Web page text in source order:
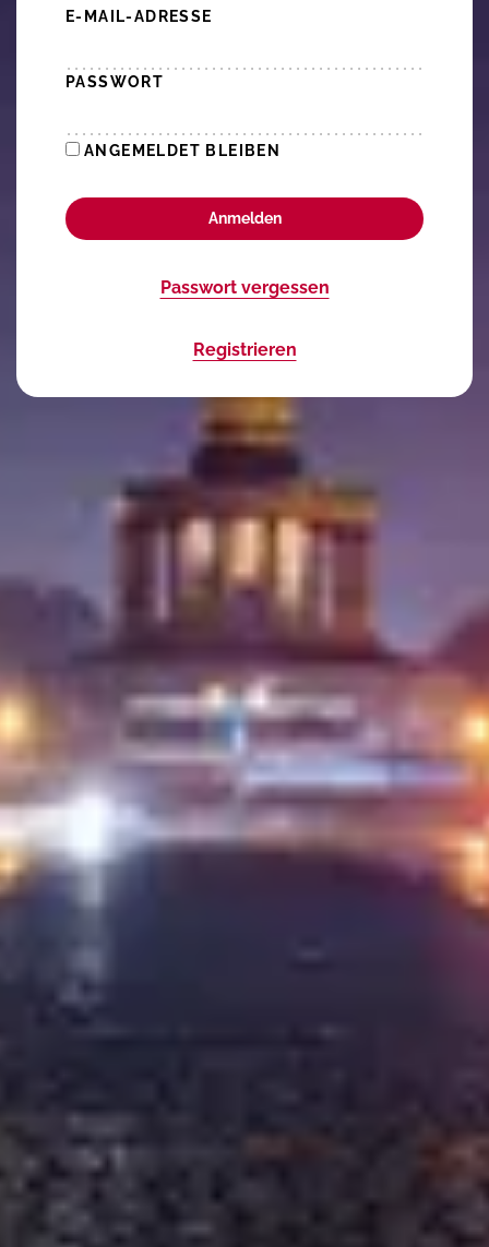
E-MAIL-ADRESSE
PASSWORT
ANGEMELDET BLEIBEN
Anmelden
Passwort vergessen
Registrieren